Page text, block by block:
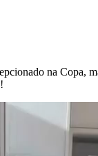
na Copa,